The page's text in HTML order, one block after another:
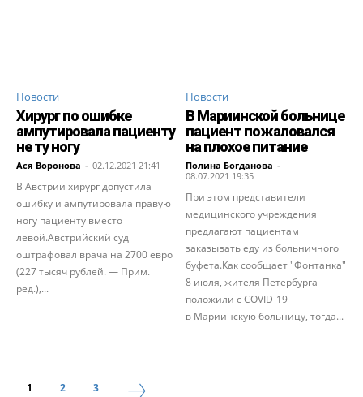
Новости
Хирург по ошибке
ампутировала пациенту
не ту ногу
Ася Воронова - 02.12.2021 21:41
В Австрии хирург допустила
ошибку и ампутировала правую
ногу пациенту вместо
левой.Австрийский суд
оштрафовал врача на 2700 евро
(227 тысяч рублей. — Прим.
ред.),...
Новости
В Мариинской больнице
пациент пожаловался
на плохое питание
Полина Богданова -
08.07.2021 19:35
При этом представители
медицинского учреждения
предлагают пациентам
заказывать еду из больничного
буфета.Как сообщает "Фонтанка"
8 июля, жителя Петербурга
положили с COVID-19
в Мариинскую больницу, тогда...
1 2 3